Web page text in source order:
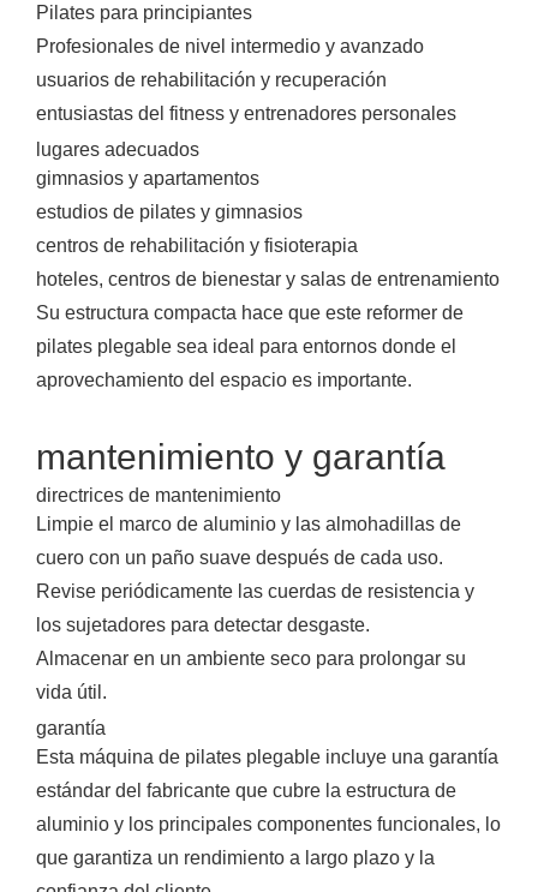
Pilates para principiantes
Profesionales de nivel intermedio y avanzado
usuarios de rehabilitación y recuperación
entusiastas del fitness y entrenadores personales
lugares adecuados
gimnasios y apartamentos
estudios de pilates y gimnasios
centros de rehabilitación y fisioterapia
hoteles, centros de bienestar y salas de entrenamiento
Su estructura compacta hace que este reformer de
pilates plegable sea ideal para entornos donde el
aprovechamiento del espacio es importante.
mantenimiento y garantía
directrices de mantenimiento
Limpie el marco de aluminio y las almohadillas de
cuero con un paño suave después de cada uso.
Revise periódicamente las cuerdas de resistencia y
los sujetadores para detectar desgaste.
Almacenar en un ambiente seco para prolongar su
vida útil.
garantía
Esta máquina de pilates plegable incluye una garantía
estándar del fabricante que cubre la estructura de
aluminio y los principales componentes funcionales, lo
que garantiza un rendimiento a largo plazo y la